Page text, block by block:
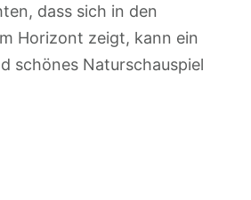
dass sich in den
Horizont zeigt, kann ein
schönes Naturschauspiel